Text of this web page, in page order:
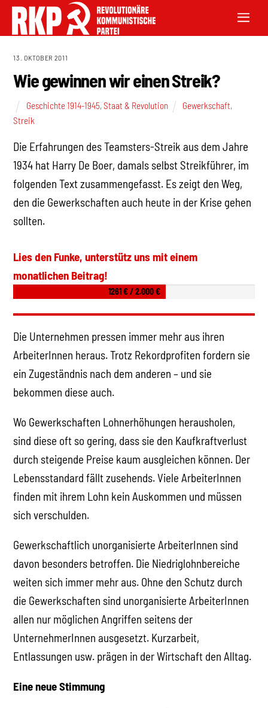
13. OKTOBER 2011
Wie gewinnen wir einen Streik?
Geschichte 1914-1945, Staat & Revolution Gewerkschaft,
Streik
Die Erfahrungen des Teamsters-Streik aus dem Jahre
1934 hat Harry De Boer, damals selbst Streikführer, im
folgenden Text zusammengefasst. Es zeigt den Weg,
den die Gewerkschaften auch heute in der Krise gehen
sollten.
Lies den Funke, unterstütz uns mit einem
monatlichen Beitrag!
1261 € / 2.000 €
Die Unternehmen pressen immer mehr aus ihren
ArbeiterInnen heraus. Trotz Rekordprofiten fordern sie
ein Zugeständnis nach dem anderen – und sie
bekommen diese auch.
Wo Gewerkschaften Lohnerhöhungen herausholen,
sind diese oft so gering, dass sie den Kaufkraftverlust
durch steigende Preise kaum ausgleichen können. Der
Lebensstandard fällt zusehends. Viele ArbeiterInnen
finden mit ihrem Lohn kein Auskommen und müssen
sich verschulden.
Gewerkschaftlich unorganisierte ArbeiterInnen sind
davon besonders betroffen. Die Niedriglohnbereiche
weiten sich immer mehr aus. Ohne den Schutz durch
die Gewerkschaften sind unorganisierte ArbeiterInnen
allen nur möglichen Angriffen seitens der
UnternehmerInnen ausgesetzt. Kurzarbeit,
Entlassungen usw. prägen in der Wirtschaft den Alltag.
Eine neue Stimmung